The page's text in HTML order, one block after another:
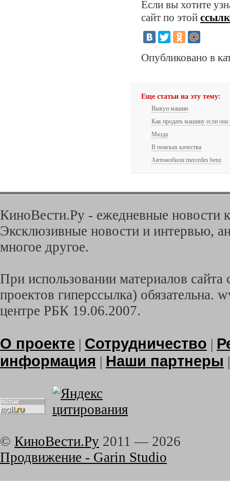
Если вы хотите
сайт по этой
Опубликовано в
Еще статьи на эту тему:
Выкуп машин
Как продать машину если она
Мазда
В поисках качества
Автомобили mercedes benz
КиноВести.Ру - ежедневные новости
Эксклюзивные новости и интервью,
многое другое.
При использовании материалов
проектов гиперссылка) обязательна.
центре РБК 19.06.2007.
О проекте | Сотрудничество |
информация | Наши партнеры
© КиноВести.Ру 2011 — 2026
Продвижение - Garin Studio